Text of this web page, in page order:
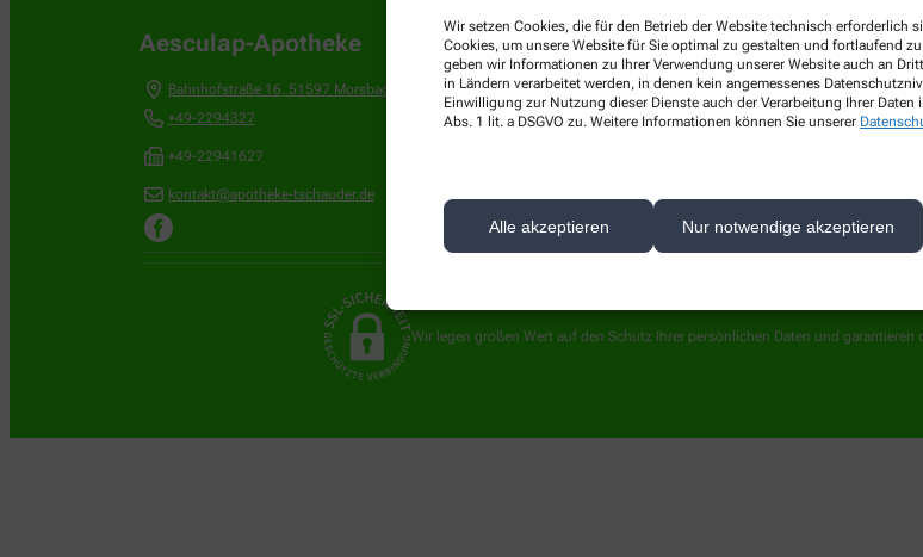
Wir setzen Cookies, die für den Betrieb der Website technisch erforderlich
Cookies, um unsere Website für Sie optimal zu gestalten und fortlaufend
geben wir Informationen zu Ihrer Verwendung unserer Website auch an
in Ländern verarbeitet werden, in denen kein angemessenes
Einwilligung zur Nutzung dieser Dienste auch der Verarbeitung Ihrer Daten
Abs. 1 lit. a DSGVO zu. Weitere Informationen können Sie unserer
Alle akzeptieren Nur notwendige akzeptieren
Aesculap-Apotheke
Bahnhofstraße 16, 51597 Morsbach
+49-2294327
+49-22941627
kontakt@apotheke-tschauder.de
Kontakt
Wir legen großen Wert auf den Schutz Ihrer persönlichen Daten und